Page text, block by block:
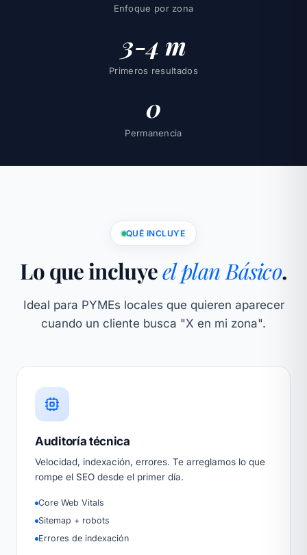
Enfoque por zona
3-4 m
Primeros resultados
0
Permanencia
QUÉ INCLUYE
Lo que incluyeel plan Básico.
Ideal para PYMEs locales que quieren aparecer
cuando un cliente busca "X en mi zona".
Auditoría técnica
Velocidad, indexación, errores. Te arreglamos lo que
rompe el SEO desde el primer día.
Core Web Vitals
Sitemap + robots
Errores de indexación